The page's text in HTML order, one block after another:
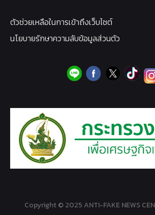
ตัวช่วยเหลือในการเข้าถึงเว็บไซต์
นโยบายรักษาความลับข้อมูลส่วนตัว
Copyright © 2025 ANTI-FAKE NEWS